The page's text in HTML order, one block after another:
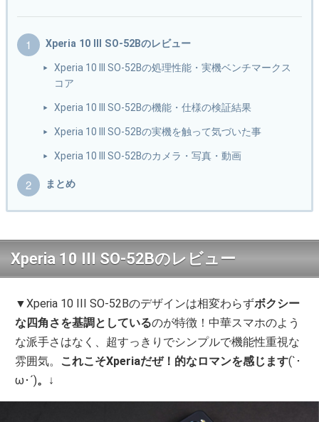
Xperia 10 III SO-52Bのレビュー
Xperia 10 III SO-52Bの処理性能・実機ベンチマークス
コア
Xperia 10 III SO-52Bの機能・仕様の検証結果
Xperia 10 III SO-52Bの実機を触って気づいた事
Xperia 10 III SO-52Bのカメラ・写真・動画
まとめ
Xperia 10 III SO-52Bのレビュー
▼Xperia 10 III SO-52Bのデザインは相変わらずボクシー
な四角さを基調としているのが特徴！中華スマホのよう
な派手さはなく、超すっきりでシンプルで機能性重視な
雰囲気。 これこそXperiaだぜ！的なロマンを感じます(`･
ω･´)。 ↓